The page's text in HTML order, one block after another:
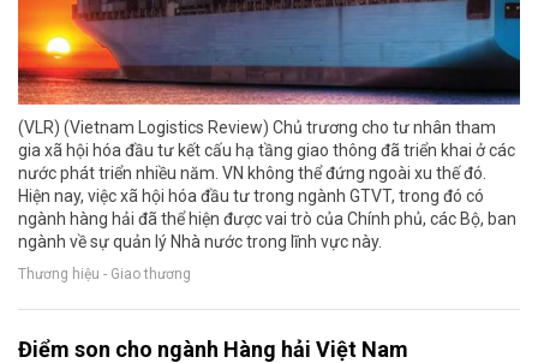
(VLR) (Vietnam Logistics Review) Chủ trương cho tư nhân tham
gia xã hội hóa đầu tư kết cấu hạ tầng giao thông đã triển khai ở các
nước phát triển nhiều năm. VN không thể đứng ngoài xu thế đó.
Hiện nay, việc xã hội hóa đầu tư trong ngành GTVT, trong đó có
ngành hàng hải đã thể hiện được vai trò của Chính phủ, các Bộ, ban
ngành về sự quản lý Nhà nước trong lĩnh vực này.
Thương hiệu - Giao thương
Điểm son cho ngành Hàng hải Việt Nam